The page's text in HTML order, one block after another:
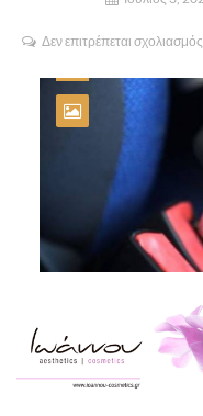
Δεν επιτρέπεται σχολιασμός